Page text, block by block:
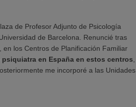
de Profesor Adjunto de Psicología
de Barcelona. Renuncié tras
los Centros de Planificación Familiar
psiquiatra en España en estos centros
me incorporé a las Unidades